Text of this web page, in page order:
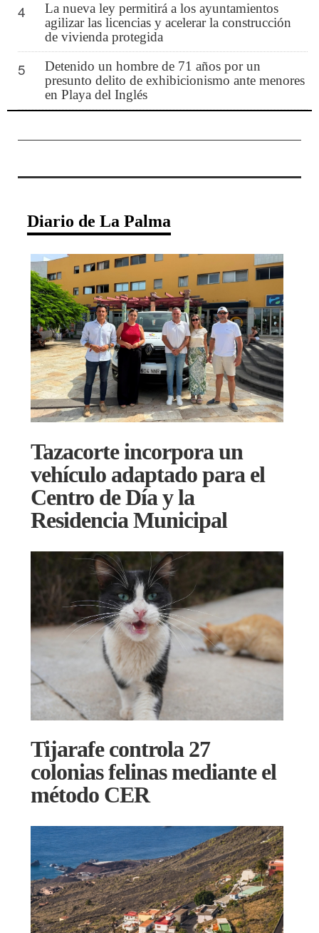
4
La nueva ley permitirá a los ayuntamientos
agilizar las licencias y acelerar la construcción
de vivienda protegida
5
Detenido un hombre de 71 años por un
presunto delito de exhibicionismo ante menores
en Playa del Inglés
Diario de La Palma
Tazacorte incorpora un
vehículo adaptado para el
Centro de Día y la
Residencia Municipal
Tijarafe controla 27
colonias felinas mediante el
método CER